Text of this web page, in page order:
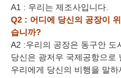
A1 : 우리는 제조사입니다.
Q2 : 어디에 당신의 공장이
습니까?
A2 :우리의 공장은 동구안 도
당신은 광저우 국제공항으로
우리에게 당신의 비행을 말